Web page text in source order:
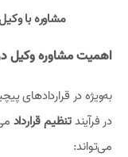
مشاوره با
اهمیت مشاوره وکیل
به‌ویژه در قراردادهای
در فرآیندتنظیم قرارداد
می‌تواند: